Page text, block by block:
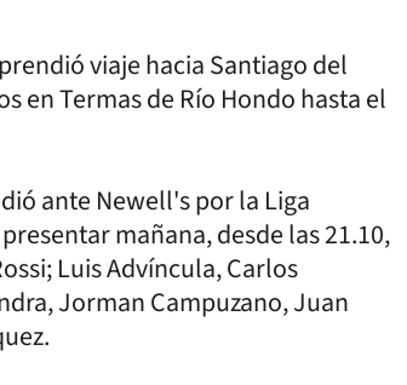
viaje hacia Santiago del
en Termas de Río Hondo hasta el
ante Newell's por la Liga
mañana, desde las 21.10,
Luis Advíncula, Carlos
Jorman Campuzano, Juan